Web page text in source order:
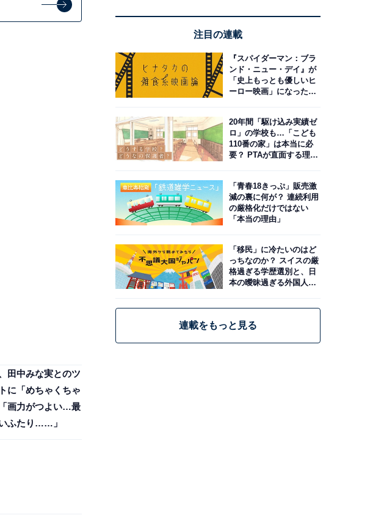
田中みな実とのツ
に「めちゃくちゃ
画力がつよい…最
ふたり……」
注目の連載
『スパイダーマン：ブラ
ンド・ニュー・デイ』が
「史上もっとも優しいヒ
ーロー映画」になった理
20年間「駆け込み実績ゼ
ロ」の学校も…「こども
110番の家」は本当に必
要？ PTAが直面する理想
「青春18きっぷ」販売激
減の裏に何が？ 連続利用
の厳格化だけではない
「本当の理由」
「移民」に冷たいのはど
っちなのか？ スイスの厳
格過ぎる学歴選別と、日
本の曖昧過ぎる外国人政
連載をもっと見る